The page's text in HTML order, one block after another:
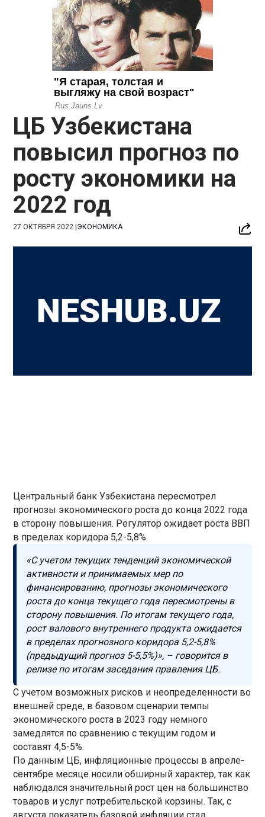
ЦБ Узбекистана
повысил прогноз по
росту экономики на
2022 год
27 ОКТЯБРЯ 2022 |ЭКОНОМИКА
Центральный банк Узбекистана пересмотрел
прогнозы экономического роста до конца 2022 года
в сторону повышения. Регулятор ожидает роста ВВП
в пределах коридора 5,2-5,8%.
«С учетом текущих тенденций экономической
активности и принимаемых мер по
финансированию, прогнозы экономического
роста до конца текущего года пересмотрены в
сторону повышения. По итогам текущего года,
рост валового внутреннего продукта ожидается
в пределах прогнозного коридора 5,2-5,8%
(предыдущий прогноз 5-5,5%)», – говорится в
релизе по итогам заседания правления ЦБ.
С учетом возможных рисков и неопределенности во
внешней среде, в базовом сценарии темпы
экономического роста в 2023 году немного
замедлятся по сравнению с текущим годом и
составят 4,5-5%.
По данным ЦБ, инфляционные процессы в апреле-
сентябре месяце носили обширный характер, так как
наблюдался значительный рост цен на большинство
товаров и услуг потребительской корзины. Так, с